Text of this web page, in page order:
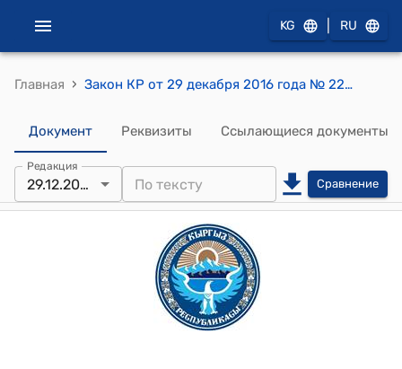
KG RU
Главная › Закон КР от 29 декабря 2016 года № 224 "О внесении изменений в некоторые законодательные акты Кыргызской Республики (в законы Кыргызской Республики "О гарантиях и свободе доступа к информации", "О доступе к информации, находящейся в ведении государственных органов и органов местного самоуправления Кыргызской Республики", "О нормативных правовых актах Кыргызской Республики")"
Документ Реквизиты Ссылающиеся документы
Редакция
29.12.2023 Сравнение